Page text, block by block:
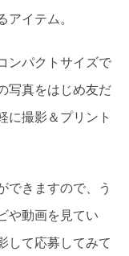
アイテム。
ンパクトサイズで
写真をはじめ友だ
に撮影＆プリント
できますので、う
や動画を見てい
して応募してみて